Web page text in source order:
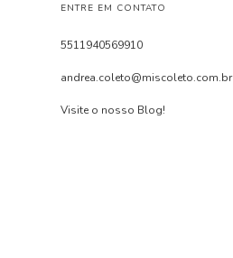
ENTRE EM CONTATO
5511940569910
andrea.coleto@miscoleto.com.br
Visite o nosso Blog!